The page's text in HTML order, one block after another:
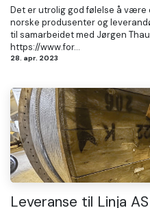
Det er utrolig god følelse å
norske produsenter og
til samarbeidet med Jørgen
https://www.for...
28. apr. 2023
Leveranse til Linja